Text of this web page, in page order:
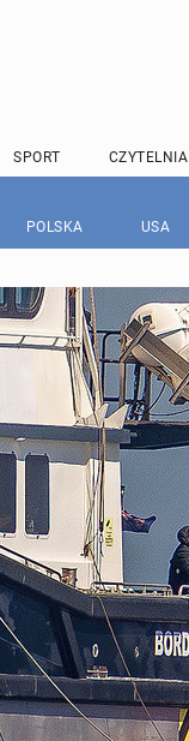
SPORT CZYTELNIA
POLSKA USA